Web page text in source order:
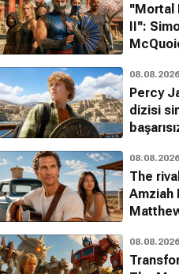
''Mortal
II'':
08.08.2026
Percy
dizisi
aştı
08.08.2026
The
Amziah
sinemaya
08.08.2026